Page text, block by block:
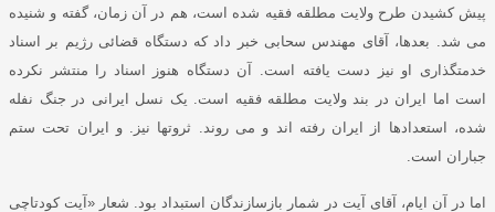
پیش کشیدن طرح ولایت مطلقه فقیه شده است، هم در آن زمان، گفته و شنیده
می شد
بعدها، آقای مهندس سحابی خبر داد که دستگاه قضائی رژیم بر اسناد
خدمتگذاری او نیز دست یافته است
آن دستگاه هنوز اسناد را منتشر نکرده
است اما ایران در بند ولایت مطلقه فقیه است
یک نسل ایرانی در جنگ نفله
شده، استعدادها از ایران رفته اند و می روند
ثروتها نیز .و ایران تحت ستم
جباران است
اما در آن ایام، آقای آیت در شمار بازسازندگان استبداد بود شعار «آیت کودتاچی